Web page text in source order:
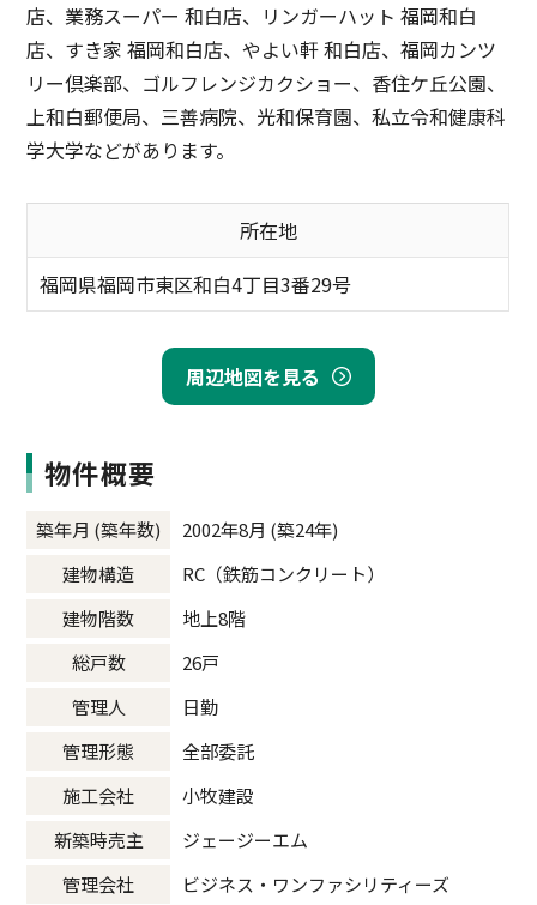
店、業務スーパー 和白店、リンガーハット 福岡和白
店、すき家 福岡和白店、やよい軒 和白店、福岡カンツ
リー倶楽部、ゴルフレンジカクショー、香住ケ丘公園、
上和白郵便局、三善病院、光和保育園、私立令和健康科
学大学などがあります。
所在地
福岡県福岡市東区和白4丁目3番29号
周辺地図を見る
物件概要
築年月 (築年数)
2002年8月 (築24年)
建物構造
RC（鉄筋コンクリート）
建物階数
地上8階
総戸数
26戸
管理人
日勤
管理形態
全部委託
施工会社
小牧建設
新築時売主
ジェージーエム
管理会社
ビジネス・ワンファシリティーズ